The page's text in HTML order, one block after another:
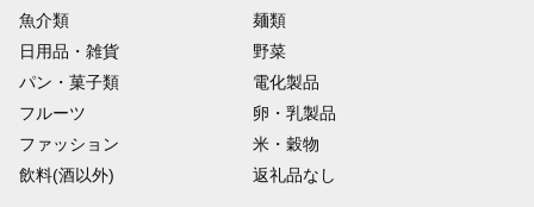
魚介類
麺類
日用品・雑貨
野菜
パン・菓子類
電化製品
フルーツ
卵・乳製品
ファッション
米・穀物
飲料(酒以外)
返礼品なし